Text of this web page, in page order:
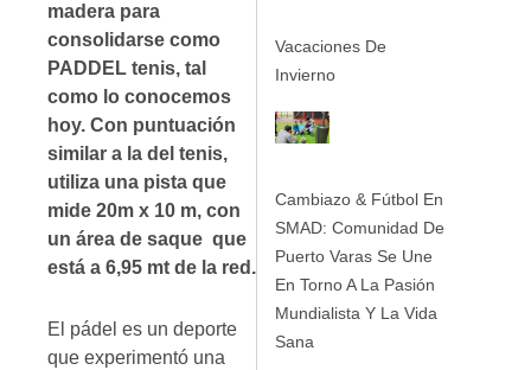
madera para
consolidarse como
PADDEL tenis, tal
como lo conocemos
hoy. Con puntuación
similar a la del tenis,
utiliza una pista que
mide 20m x 10 m, con
un área de saque que
está a 6,95 mt de la red.
El pádel es un deporte
que experimentó una
Vacaciones De
Invierno
Cambiazo & Fútbol En
SMAD: Comunidad De
Puerto Varas Se Une
En Torno A La Pasión
Mundialista Y La Vida
Sana